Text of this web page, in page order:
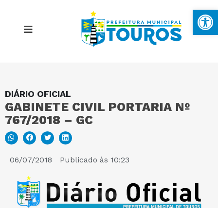
DIÁRIO OFICIAL
GABINETE CIVIL PORTARIA Nº
767/2018 – GC
06/07/2018 Publicado às 10:23
MAPA DO SITE
PORTAL DA TRANSPARÊNCIA
E-SIC
PERGUNTAS FREQUENTES